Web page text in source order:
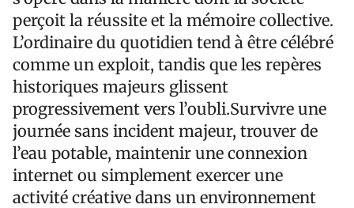
perçoit la réussite et la mémoire collective.
L’ordinaire du quotidien tend à être célébré
comme un exploit, tandis que les repères
historiques majeurs glissent
progressivement vers l’oubli.Survivre une
journée sans incident majeur, trouver de
l’eau potable, maintenir une connexion
internet ou simplement exercer une
activité créative dans un environnement